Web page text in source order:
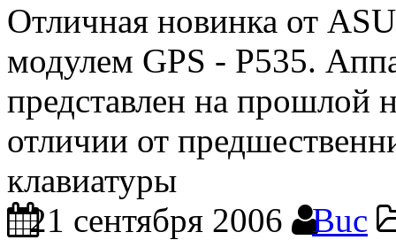
Отличная новинка от
модулем GPS - P535.
представлен на прошлой
отличии от
клавиатуры
21 сентября 2006
Buc